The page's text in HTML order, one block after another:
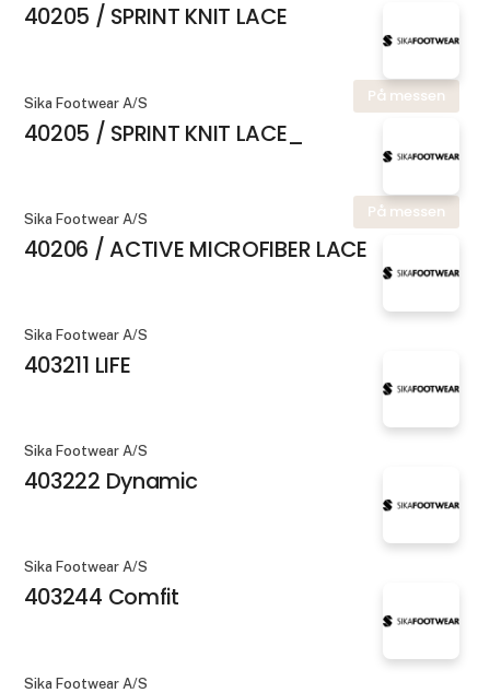
40205 / SPRINT KNIT LACE
På messen
Sika Footwear A/S
40205 / SPRINT KNIT LACE_
På messen
Sika Footwear A/S
40206 / ACTIVE MICROFIBER LACE
Sika Footwear A/S
403211 LIFE
Sika Footwear A/S
403222 Dynamic
Sika Footwear A/S
403244 Comfit
Sika Footwear A/S